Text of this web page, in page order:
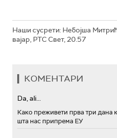
Наши сусрети: Небојша
вајар, РТС Свет, 20.57
КОМЕНТАРИ
Da, ali...
Како преживети прва три дана
шта нас припрема ЕУ